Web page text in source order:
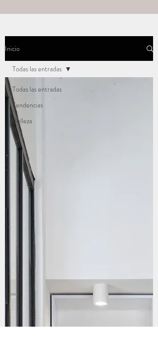
Inicio
Todas las entradas
Tendencias
Belleza
Todas las entradas